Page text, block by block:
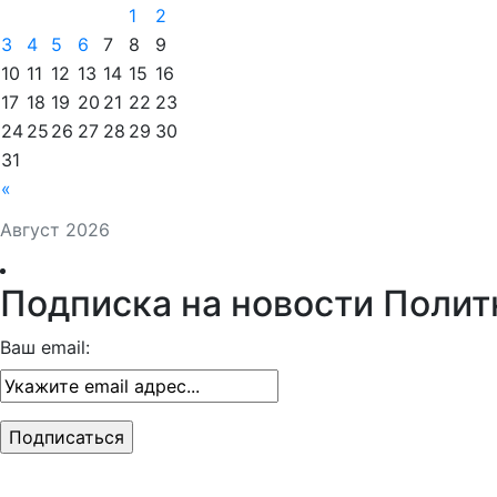
Август 2026
«
1
2
3
4 5 6 7 8
9
10 11 12 13 14 15 16
17 18 19 20 21 22 23
24 25 26 27 28 29 30
31
Подписка на новости
Ваш email: